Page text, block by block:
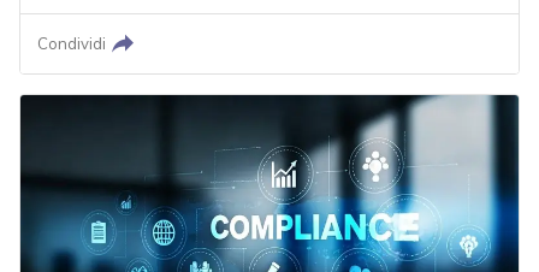
Condividi